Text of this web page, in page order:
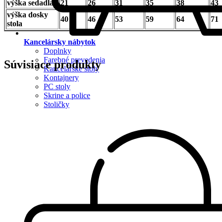
Kancelársky nábytok
Doplnky
Farebné prevedenia
Kancelárske stoly
Kontajnery
PC stoly
Skrine a police
Stoličky
výška sedadla
21 26 31 35 38
43
výška dosky
stola
40 46 53 59 64 71
Súvisiace produkty